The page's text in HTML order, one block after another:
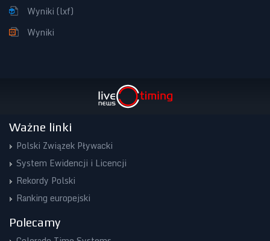
Wyniki (lxf)
Wyniki
Ważne linki
Polski Związek Pływacki
System Ewidencji i Licencji
Rekordy Polski
Ranking europejski
Polecamy